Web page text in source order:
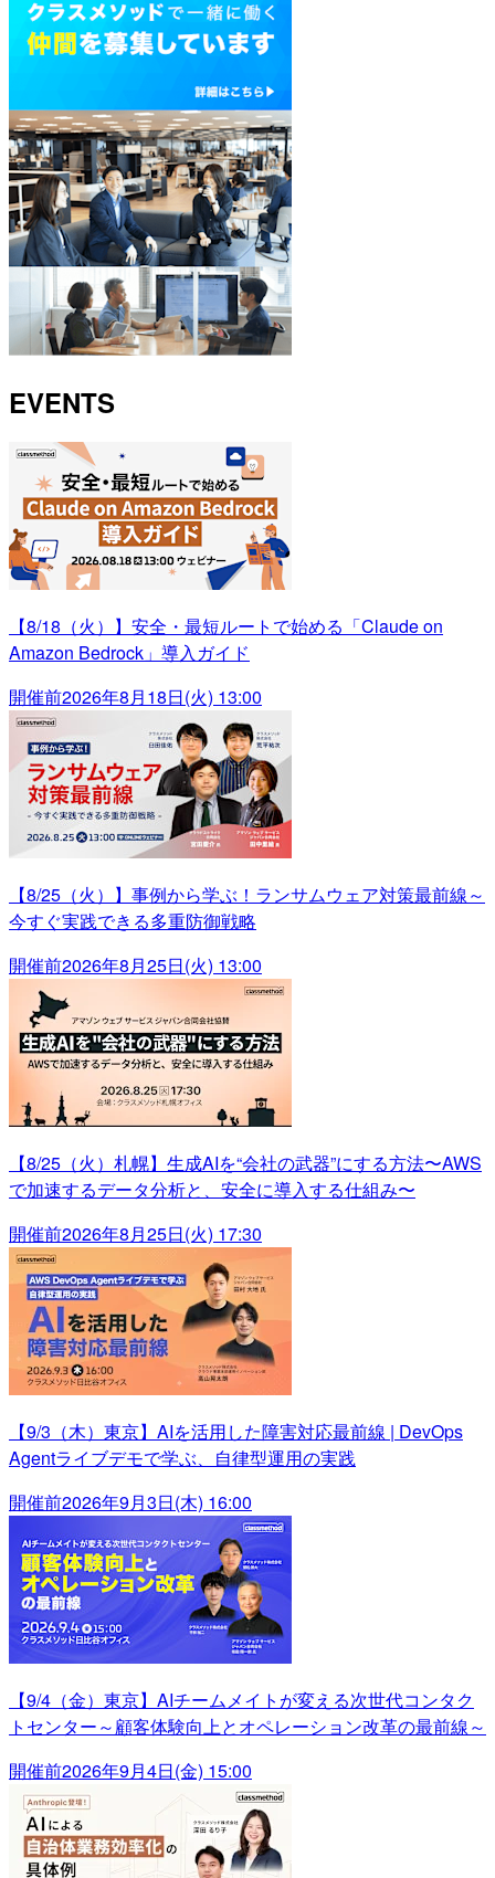
EVENTS
【8/18（火）】安全・最短ルートで始める「Claude on
Amazon Bedrock」導入ガイド
開催前2026年8月18日(火) 13:00
【8/25（火）】事例から学ぶ！ランサムウェア対策最前線～
今すぐ実践できる多重防御戦略
開催前2026年8月25日(火) 13:00
【8/25（火）札幌】生成AIを“会社の武器”にする方法〜AWS
で加速するデータ分析と、安全に導入する仕組み〜
開催前2026年8月25日(火) 17:30
【9/3（木）東京】AIを活用した障害対応最前線 | DevOps
Agentライブデモで学ぶ、自律型運用の実践
開催前2026年9月3日(木) 16:00
【9/4（金）東京】AIチームメイトが変える次世代コンタク
トセンター～顧客体験向上とオペレーション改革の最前線～
開催前2026年9月4日(金) 15:00